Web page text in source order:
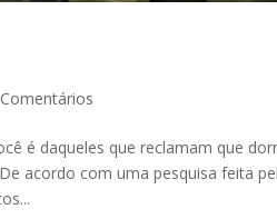
é daqueles que reclamam que
acordo com uma pesquisa feita